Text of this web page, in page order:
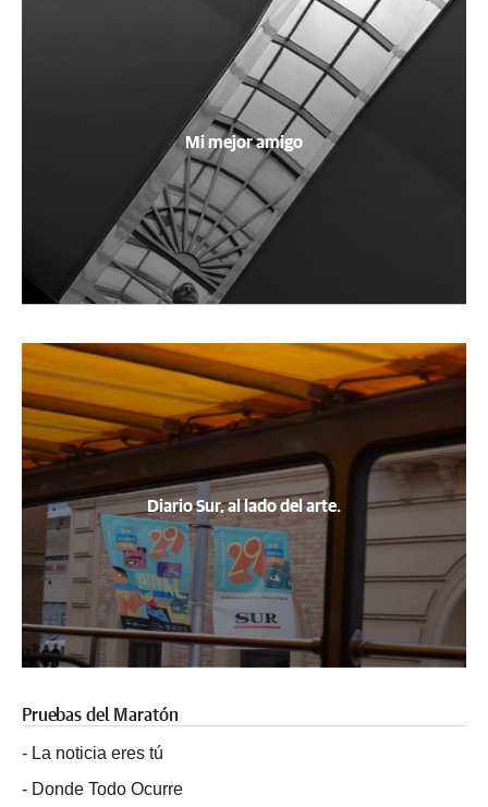
Mi mejor amigo
Diario Sur, al lado del arte.
Pruebas del Maratón
- La noticia eres tú
- Donde Todo Ocurre